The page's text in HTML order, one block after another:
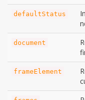
defaultStatus
document
frameElement